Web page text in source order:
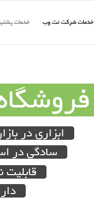
خدمات شرکت نت وب خدمات
ابزاری در
سادگی در